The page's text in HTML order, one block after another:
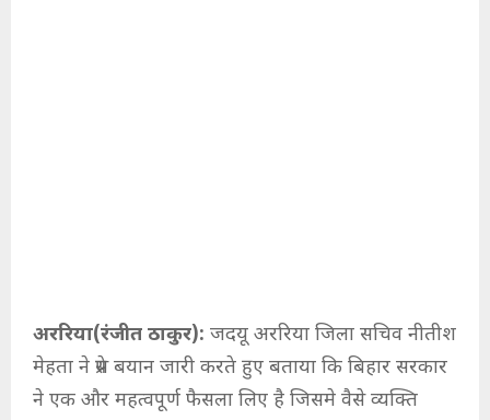
अररिया(रंजीत ठाकुर): जदयू अररिया जिला सचिव नीतीश
मेहता ने प्रेस बयान जारी करते हुए बताया कि बिहार सरकार
ने एक और महत्वपूर्ण फैसला लिए है जिसमे वैसे व्यक्ति